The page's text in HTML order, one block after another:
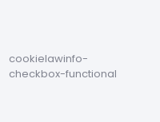
cookielawinfo-
checkbox-functional